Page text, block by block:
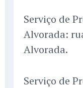
Serviço de
Alvorada:
Alvorada.
Serviço de